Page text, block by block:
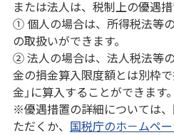
または法人は、税制上の優遇措
① 個人の場合は、所得税法等の
の取扱いができます。
② 法人の場合は、法人税法等
金の損金算入限度額とは別枠
金」に算入することができます。
※優遇措置の詳細については
ただくか、 国税庁のホ－ムペ